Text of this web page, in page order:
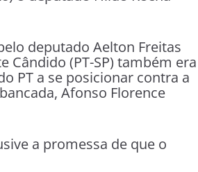
deputado Aelton Freitas
Cândido (PT-SP) também era
PT a se posicionar contra a
Afonso Florence
a promessa de que o